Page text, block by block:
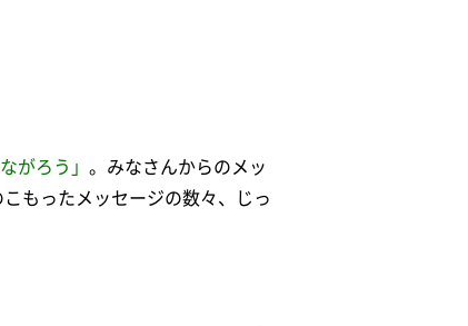
がろう」 。みなさんからのメッ
もったメッセージの数々、じっ